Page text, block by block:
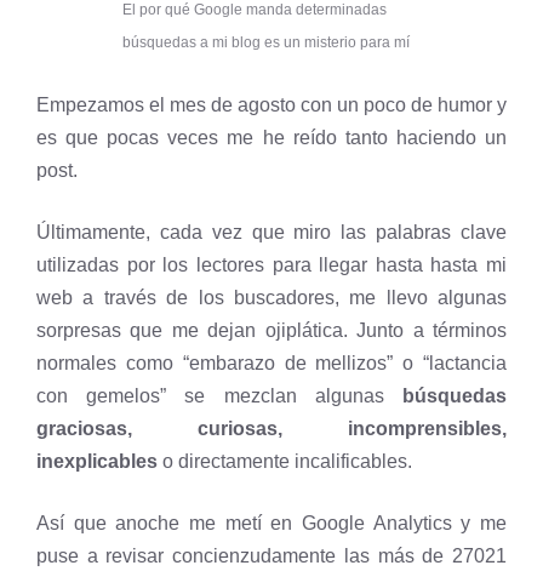
El por qué Google manda determinadas
búsquedas a mi blog es un misterio para mí
Empezamos el mes de agosto con un poco de humor y
es que pocas veces me he reído tanto haciendo un
post.
Últimamente, cada vez que miro las palabras clave
utilizadas por los lectores para llegar hasta hasta mi
web a través de los buscadores, me llevo algunas
sorpresas que me dejan ojiplática. Junto a términos
normales como “embarazo de mellizos” o “lactancia
con gemelos” se mezclan algunas
búsquedas
graciosas, curiosas, incomprensibles,
inexplicables o directamente incalificables.
Así que anoche me metí en Google Analytics y me
puse a revisar concienzudamente las más de 27021